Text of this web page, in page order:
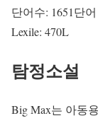
단어수: 1651단어
Lexile: 470L
탐정소설
Big Max는 아동